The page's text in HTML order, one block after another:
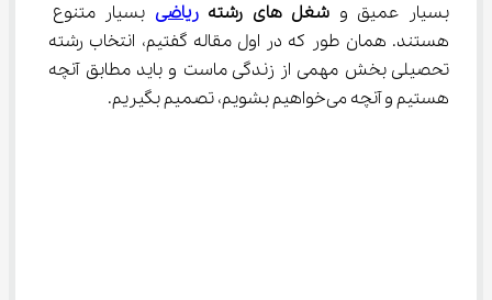
بسیار عمیق و شغل‌ های رشته ریاضی بسیار متنوع
هستند. همان طور که در اول مقاله گفتیم، انتخاب رشته
تحصیلی بخش مهمی از زندگی ماست و باید مطابق آنچه
هستیم و آنچه می‌خواهیم بشویم، تصمیم بگیریم.